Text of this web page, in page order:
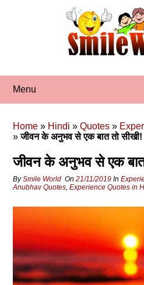
Menu
Home » Hindi »Quotes »
»जीवन के अनुभव से एक बात तो सीखी!
जीवन के अनुभव से एक
BySmile World On21/11/2019 In
Anubhav Quotes,Experience Quotes in